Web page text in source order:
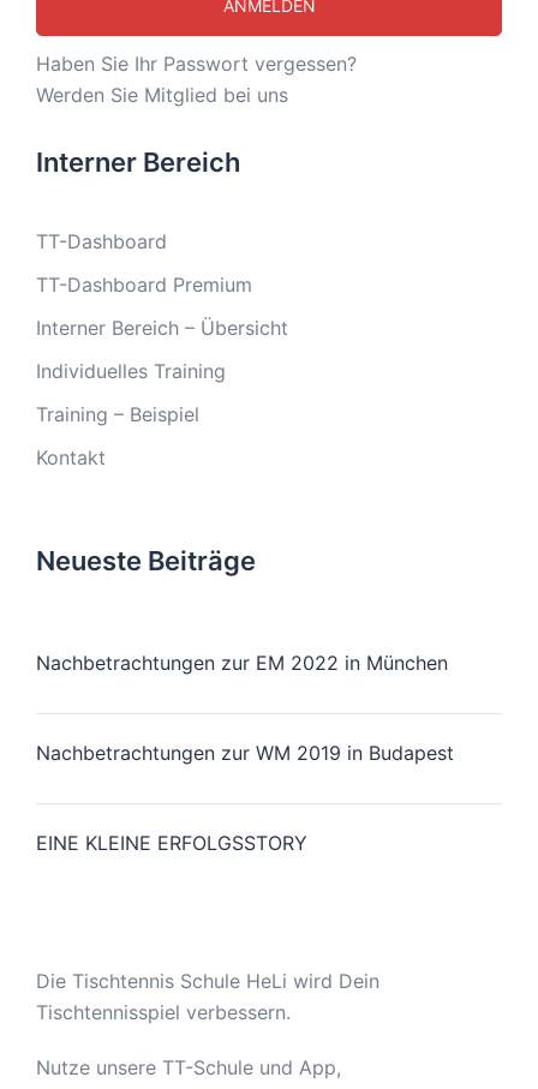
Haben Sie Ihr Passwort vergessen?
Werden Sie Mitglied bei uns
Interner Bereich
TT-Dashboard
TT-Dashboard Premium
Interner Bereich – Übersicht
Individuelles Training
Training – Beispiel
Kontakt
Neueste Beiträge
Nachbetrachtungen zur EM 2022 in München
Nachbetrachtungen zur WM 2019 in Budapest
EINE KLEINE ERFOLGSSTORY
Die Tischtennis Schule HeLi wird Dein
Tischtennisspiel verbessern.
Nutze unsere TT-Schule und App,